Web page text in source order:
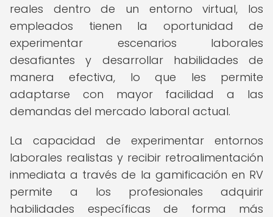
reales dentro de un entorno virtual, los
empleados tienen la oportunidad de
experimentar escenarios laborales
desafiantes y desarrollar habilidades de
manera efectiva, lo que les permite
adaptarse con mayor facilidad a las
demandas del mercado laboral actual.
La capacidad de experimentar entornos
laborales realistas y recibir retroalimentación
inmediata a través de la gamificación en RV
permite a los profesionales adquirir
habilidades específicas de forma más